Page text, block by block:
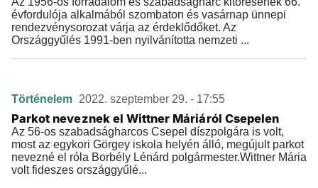
évfordulója alkalmából szombaton és vasárnap ünnepi
rendezvénysorozat várja az érdeklődőket. Az
Országgyűlés 1991-ben nyilvánította nemzeti ...
Történelem 2022. szeptember 29. - 17:55
Parkot neveznek el Wittner Máriáról Csepelen
Az 56-os szabadságharcos Csepel díszpolgára is volt,
most az egykori Görgey iskola helyén álló, megújult parkot
nevezné el róla Borbély Lénárd polgármester.Wittner Mária
volt fideszes országgyűlé...